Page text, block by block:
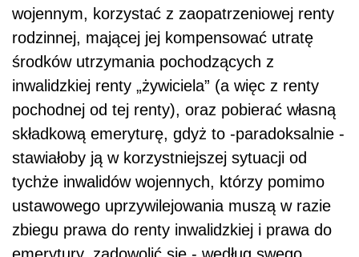
wojennym, korzystać z zaopatrzeniowej renty
rodzinnej, mającej jej kompensować utratę
środków utrzymania pochodzących z
inwalidzkiej renty „żywiciela” (a więc z renty
pochodnej od tej renty), oraz pobierać własną
składkową emeryturę, gdyż to -paradoksalnie -
stawiałoby ją w korzystniejszej sytuacji od
tychże inwalidów wojennych, którzy pomimo
ustawowego uprzywilejowania muszą w razie
zbiegu prawa do renty inwalidzkiej i prawa do